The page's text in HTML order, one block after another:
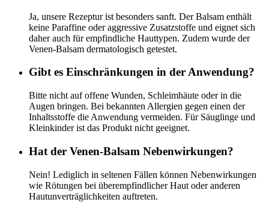
Ja, unsere Rezeptur ist besonders sanft. Der Balsam enthält
keine Paraffine oder aggressive Zusatzstoffe und eignet sich
daher auch für empfindliche Hauttypen. Zudem wurde der
Venen-Balsam dermatologisch getestet.
Gibt es Einschränkungen in der Anwendung?
Bitte nicht auf offene Wunden, Schleimhäute oder in die
Augen bringen. Bei bekannten Allergien gegen einen der
Inhaltsstoffe die Anwendung vermeiden. Für Säuglinge und
Kleinkinder ist das Produkt nicht geeignet.
Hat der Venen-Balsam Nebenwirkungen?
Nein! Lediglich in seltenen Fällen können Nebenwirkungen
wie Rötungen bei überempfindlicher Haut oder anderen
Hautunverträglichkeiten auftreten.